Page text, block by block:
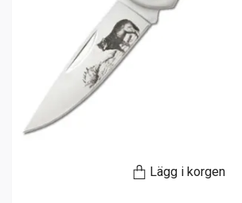
Lägg i korgen